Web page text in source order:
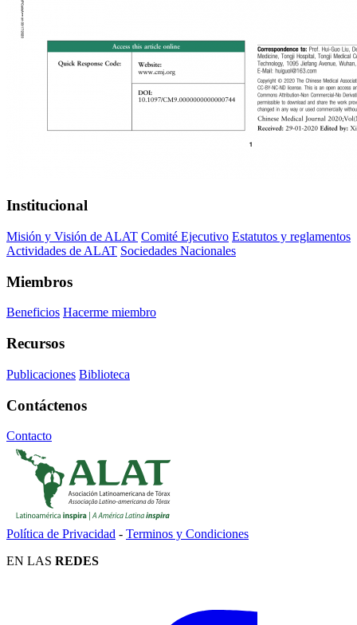
Institucional
Misión y Visión de ALAT Comité Ejecutivo Estatutos y reglamentos
Actividades de ALAT Sociedades Nacionales
Miembros
Beneficios Hacerme miembro
Recursos
Publicaciones Biblioteca
Contáctenos
Contacto
Política de Privacidad - Terminos y Condiciones
EN LAS REDES